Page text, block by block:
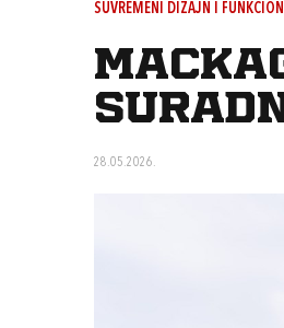
SUVREMENI DIZAJN I
28.05.2026.